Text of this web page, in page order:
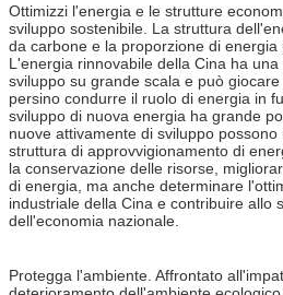
Ottimizzi l'energia e le strutture
sviluppo sostenibile. La struttura
da carbone e la proporzione di energia
L'energia rinnovabile della Cina ha
sviluppo su grande scala e può
persino condurre il ruolo di energia in
sviluppo di nuova energia ha grande
nuove attivamente di sviluppo
struttura di approvvigionamento di
la conservazione delle risorse,
di energia, ma anche determinare
industriale della Cina e contribuire allo
dell'economia nazionale.
Protegga l'ambiente. Affrontato